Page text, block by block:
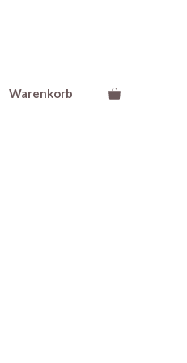
Warenkorb